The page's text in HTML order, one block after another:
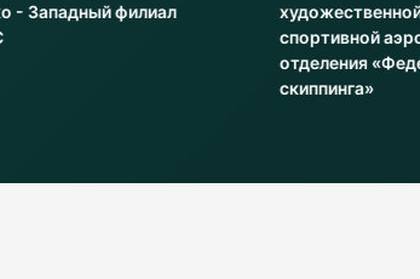
художественной гимнастике
спортивной аэробике,
отделения «Федерации роуп